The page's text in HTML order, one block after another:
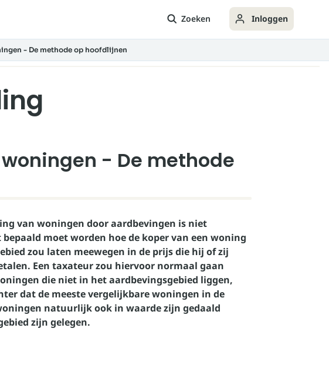
Zoeken Inloggen
- De methode op hoofdlijnen
- De methode
van woningen door aardbevingen is niet
moet worden hoe de koper van een woning
zou laten meewegen in de prijs die hij of zij
Een taxateur zou hiervoor normaal gaan
die niet in het aardbevingsgebied liggen,
dat de meeste vergelijkbare woningen in de
natuurlijk ook in waarde zijn gedaald
zijn gelegen.